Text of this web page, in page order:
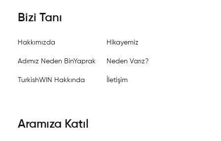
Bizi Tanı
Hakkımızda Hikayemiz
Adımız Neden BinYaprak Neden Varız?
TurkishWIN Hakkında İletişim
Aramıza Katıl